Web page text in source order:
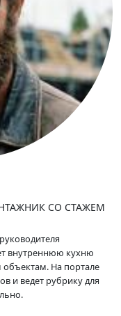
СО СТАЖЕМ
внутреннюю кухню
На портале
и ведет рубрику для